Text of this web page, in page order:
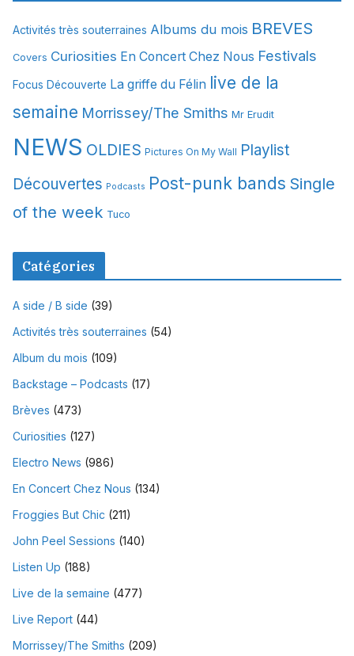
v
e
Activités très souterraines Albums du mois BREVES
Covers Curiosities En Concert Chez Nous Festivals
Focus Découverte La griffe du Félin live de la
semaine Morrissey/The Smiths Mr Erudit
NEWS OLDIES Pictures On My Wall Playlist
Découvertes Podcasts Post-punk bands Single
of the week Tuco
Catégories
A side / B side (39)
Activités très souterraines (54)
Album du mois (109)
Backstage – Podcasts (17)
Brèves (473)
Curiosities (127)
Electro News (986)
En Concert Chez Nous (134)
Froggies But Chic (211)
John Peel Sessions (140)
Listen Up (188)
Live de la semaine (477)
Live Report (44)
Morrissey/The Smiths (209)